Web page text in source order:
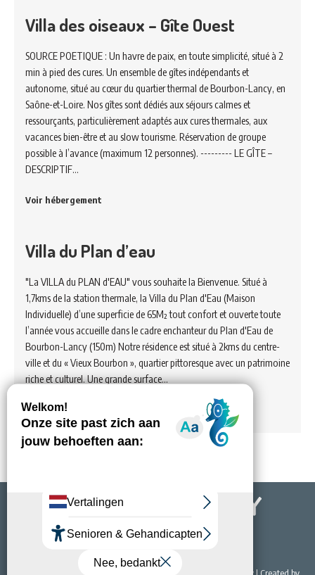
Villa des oiseaux – Gîte Ouest
SOURCE POETIQUE : Un havre de paix, en toute simplicité, situé à 2
min à pied des cures. Un ensemble de gîtes indépendants et
autonome, situé au cœur du quartier thermal de Bourbon-Lancy, en
Saône-et-Loire. Nos gîtes sont dédiés aux séjours calmes et
ressourçants, particulièrement adaptés aux cures thermales, aux
vacances bien-être et au slow tourisme. Réservation de groupe
possible à l’avance (maximum 12 personnes). --------- LE GÎTE –
DESCRIPTIF…
Voir hébergement
Villa du Plan d’eau
"La VILLA du PLAN d'EAU" vous souhaite la Bienvenue. Situé à
1,7kms de la station thermale, la Villa du Plan d'Eau (Maison
Individuelle) d’une superficie de 65M² tout confort et ouverte toute
l’année vous accueille dans le cadre enchanteur du Plan d'Eau de
Bourbon-Lancy (150m) Notre résidence est situé à 2kms du centre-
ville et du « Vieux Bourbon », quartier pittoresque avec un patrimoine
riche et culturel. Une grande surface…
Voir hébergement